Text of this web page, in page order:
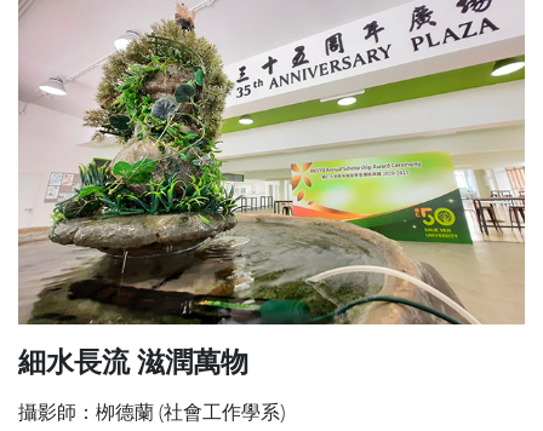
細水長流 滋潤萬物
攝影師：栁德蘭 (社會工作學系)